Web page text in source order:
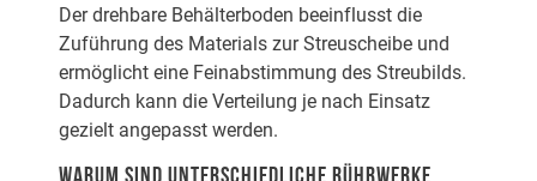
Der drehbare Behälterboden beeinflusst die
Zuführung des Materials zur Streuscheibe und
ermöglicht eine Feinabstimmung des Streubilds.
Dadurch kann die Verteilung je nach Einsatz
gezielt angepasst werden.